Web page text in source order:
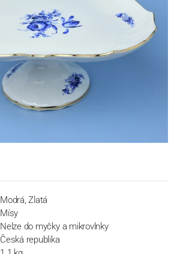
Modrá, Zlatá
Mísy
Nelze do myčky a mikrovlnky
Česká republika